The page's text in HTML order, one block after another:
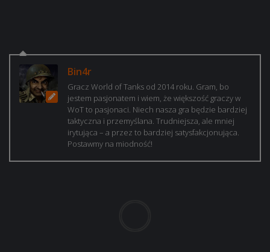
Bin4r
Gracz World of Tanks od 2014 roku. Gram, bo
jestem pasjonatem i wiem, że większość graczy w
WoT to pasjonaci. Niech nasza gra będzie bardziej
taktyczna i przemyślana. Trudniejsza, ale mniej
irytująca – a przez to bardziej satysfakcjonująca.
Postawmy na miodność!